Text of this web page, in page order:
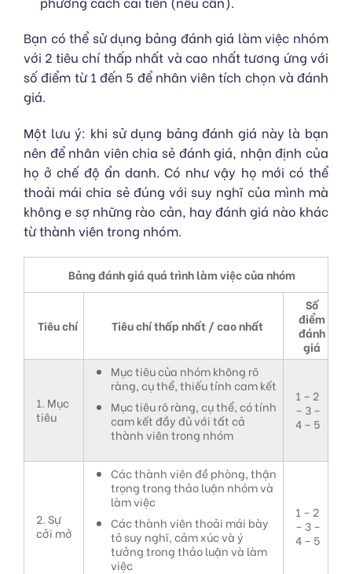
Bạn có thể sử dụng bảng đánh giá làm việc nhóm
với 2 tiêu chí thấp nhất và cao nhất tương ứng với
số điểm từ 1 đến 5 để nhân viên tích chọn và đánh
giá.
Một lưu ý: khi sử dụng bảng đánh giá này là bạn
nên để nhân viên chia sẻ đánh giá, nhận định của
họ ở chế độ ẩn danh. Có như vậy họ mới có thể
thoải mái chia sẻ đúng với suy nghĩ của mình mà
không e sợ những rào cản, hay đánh giá nào khác
từ thành viên trong nhóm.
Bảng đánh giá quá trình làm việc của nhóm
Tiêu chí Tiêu chí thấp nhất / cao nhất
Số
điểm
đánh
giá
1. Mục
tiêu
Mục tiêu của nhóm không rõ
ràng, cụ thể, thiếu tính cam kết
Mục tiêu rõ ràng, cụ thể, có tính
cam kết đầy đủ với tất cả
thành viên trong nhóm
1 – 2
– 3 –
4 – 5
2. Sự
cởi mở
Các thành viên đề phòng, thận
trọng trong thảo luận nhóm và
làm việc
Các thành viên thoải mái bày
tỏ suy nghĩ, cảm xúc và ý
tưởng trong thảo luận và làm
việc
1 – 2
– 3 –
4 – 5